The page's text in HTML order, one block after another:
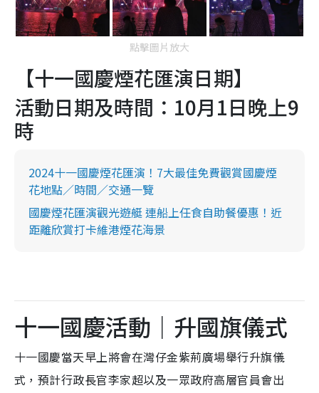
點擊圖片放大
【十一國慶煙花匯演日期】
活動日期及時間：10月1日晚上9
時
2024十一國慶煙花匯演！7大最佳免費觀賞國慶煙
花地點／時間／交通一覽
國慶煙花匯演觀光遊艇 連船上任食自助餐優惠！近
距離欣賞打卡維港煙花海景
十一國慶活動｜升國旗儀式
十一國慶當天早上將會在灣仔金紫荊廣場舉行升旗儀
式，預計行政長官李家超以及一眾政府高層官員會出